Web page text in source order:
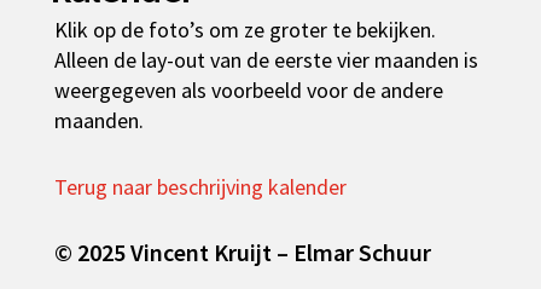
Klik op de foto’s om ze groter te bekijken.
Alleen de lay-out van de eerste vier maanden is
weergegeven als voorbeeld voor de andere
maanden.
Terug naar beschrijving kalender
© 2025 Vincent Kruijt – Elmar Schuur